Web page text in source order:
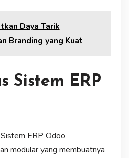
Daya Tarik
Branding yang Kuat
Sistem ERP
ERP Odoo
modular yang membuatnya